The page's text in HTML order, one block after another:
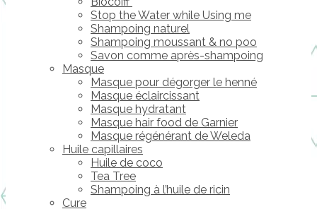
Stop the Water while Using me
Shampoing naturel
Shampoing moussant & no poo
Savon comme après-shampoing
Masque
Masque pour dégorger le henné
Masque éclaircissant
Masque hydratant
Masque hair food de Garnier
Masque régénérant de Weleda
Huile capillaires
Huile de coco
Tea Tree
Shampoing à l’huile de ricin
Cure